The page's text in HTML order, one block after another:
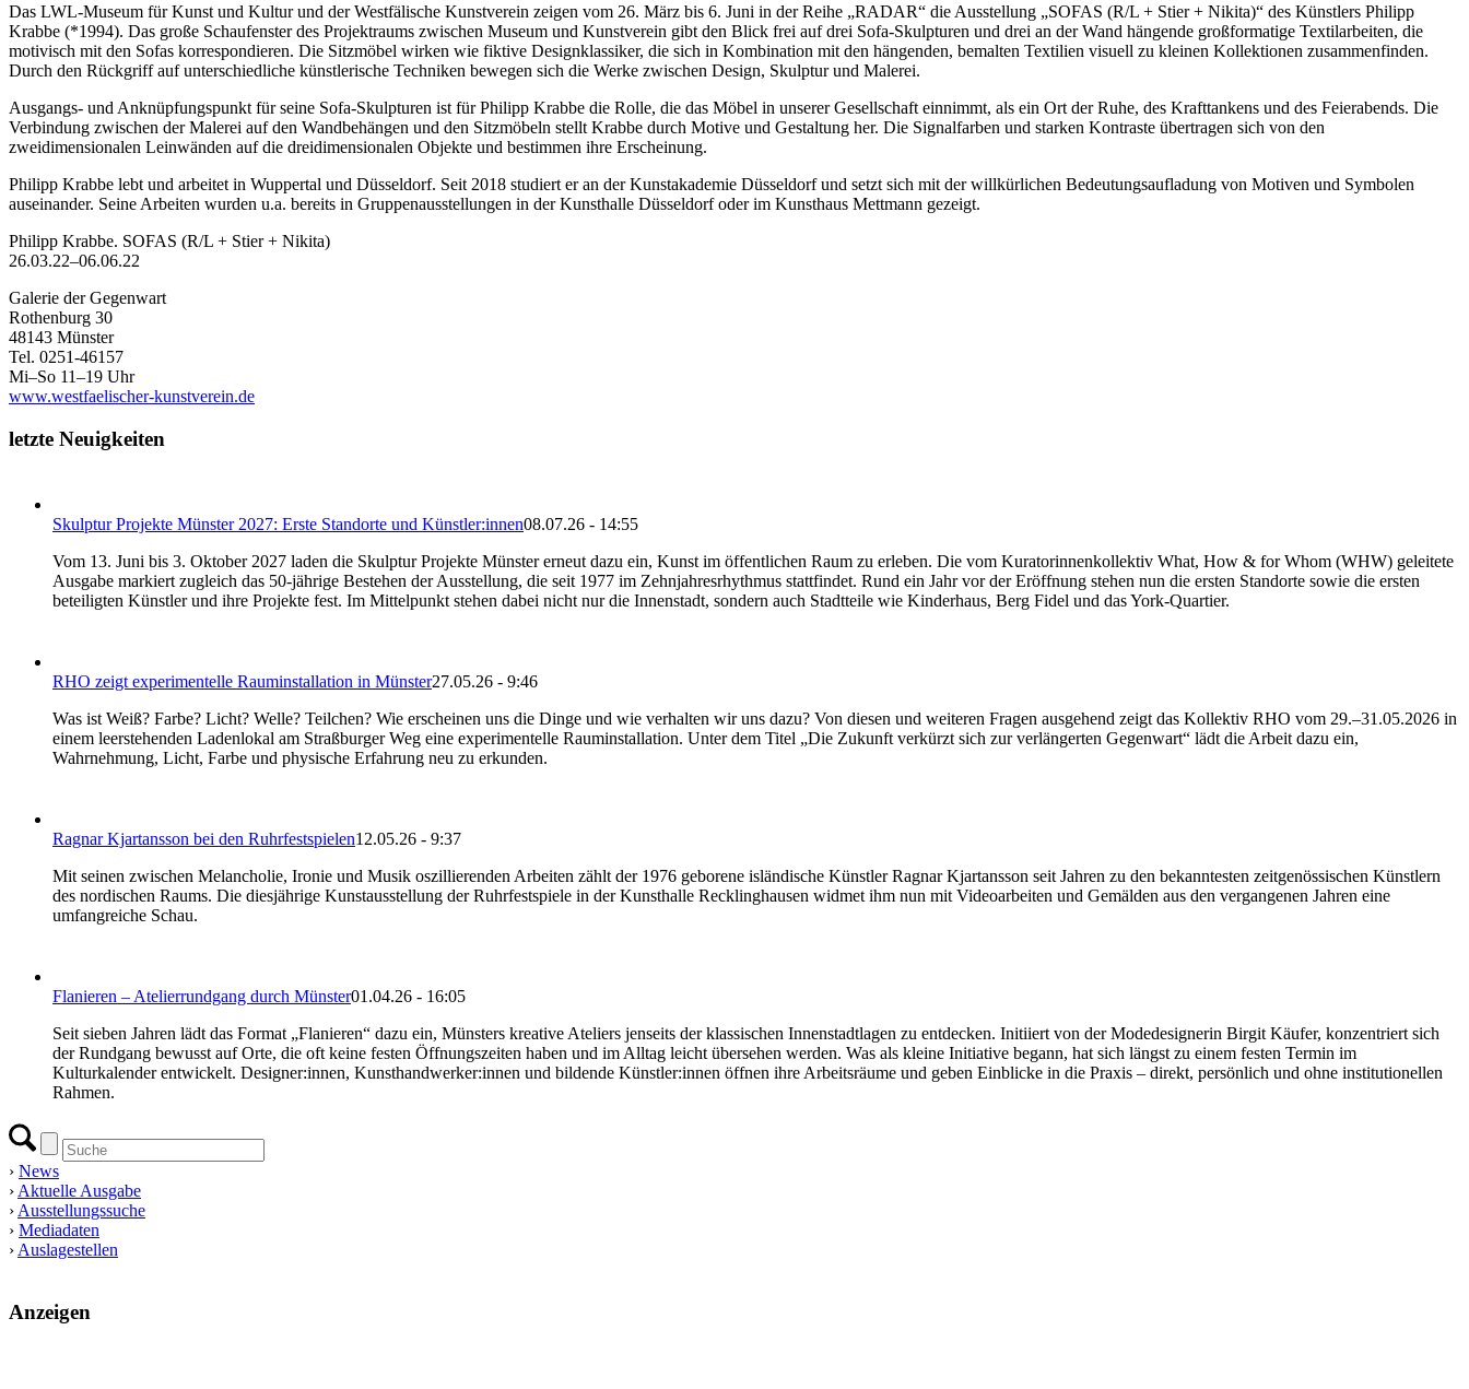
Das LWL-Museum für Kunst und Kultur und der Westfälische Kunstverein zeigen vom 26. März bis 6. Juni in der Reihe „RADAR“ die Ausstellung „SOFAS (R/L + Stier + Nikita)“ des Künstlers Philipp
Krabbe (*1994). Das große Schaufenster des Projektraums zwischen Museum und Kunstverein gibt den Blick frei auf drei Sofa-Skulpturen und drei an der Wand hängende großformatige Textilarbeiten, die
motivisch mit den Sofas korrespondieren. Die Sitzmöbel wirken wie fiktive Designklassiker, die sich in Kombination mit den hängenden, bemalten Textilien visuell zu kleinen Kollektionen zusammenfinden.
Durch den Rückgriff auf unterschiedliche künstlerische Techniken bewegen sich die Werke zwischen Design, Skulptur und Malerei.
Ausgangs- und Anknüpfungspunkt für seine Sofa-Skulpturen ist für Philipp Krabbe die Rolle, die das Möbel in unserer Gesellschaft einnimmt, als ein Ort der Ruhe, des Krafttankens und des Feierabends. Die
Verbindung zwischen der Malerei auf den Wandbehängen und den Sitzmöbeln stellt Krabbe durch Motive und Gestaltung her. Die Signalfarben und starken Kontraste übertragen sich von den
zweidimensionalen Leinwänden auf die dreidimensionalen Objekte und bestimmen ihre Erscheinung.
Philipp Krabbe lebt und arbeitet in Wuppertal und Düsseldorf. Seit 2018 studiert er an der Kunstakademie Düsseldorf und setzt sich mit der willkürlichen Bedeutungsaufladung von Motiven und Symbolen
auseinander. Seine Arbeiten wurden u.a. bereits in Gruppenausstellungen in der Kunsthalle Düsseldorf oder im Kunsthaus Mettmann gezeigt.
Philipp Krabbe. SOFAS (R/L + Stier + Nikita)
26.03.22–06.06.22
Galerie der Gegenwart
Rothenburg 30
48143 Münster
Tel. 0251-46157
Mi–So 11–19 Uhr
www.westfaelischer-kunstverein.de
letzte Neuigkeiten
Skulptur Projekte Münster 2027: Erste Standorte und Künstler:innen08.07.26 - 14:55
Vom 13. Juni bis 3. Oktober 2027 laden die Skulptur Projekte Münster erneut dazu ein, Kunst im öffentlichen Raum zu erleben. Die vom Kuratorinnenkollektiv What, How & for Whom (WHW) geleitete
Ausgabe markiert zugleich das 50-jährige Bestehen der Ausstellung, die seit 1977 im Zehnjahresrhythmus stattfindet. Rund ein Jahr vor der Eröffnung stehen nun die ersten Standorte sowie die ersten
beteiligten Künstler und ihre Projekte fest. Im Mittelpunkt stehen dabei nicht nur die Innenstadt, sondern auch Stadtteile wie Kinderhaus, Berg Fidel und das York-Quartier.
RHO zeigt experimentelle Rauminstallation in Münster27.05.26 - 9:46
Was ist Weiß? Farbe? Licht? Welle? Teilchen? Wie erscheinen uns die Dinge und wie verhalten wir uns dazu? Von diesen und weiteren Fragen ausgehend zeigt das Kollektiv RHO vom 29.–31.05.2026 in
einem leerstehenden Ladenlokal am Straßburger Weg eine experimentelle Rauminstallation. Unter dem Titel „Die Zukunft verkürzt sich zur verlängerten Gegenwart“ lädt die Arbeit dazu ein,
Wahrnehmung, Licht, Farbe und physische Erfahrung neu zu erkunden.
Ragnar Kjartansson bei den Ruhrfestspielen12.05.26 - 9:37
Mit seinen zwischen Melancholie, Ironie und Musik oszillierenden Arbeiten zählt der 1976 geborene isländische Künstler Ragnar Kjartansson seit Jahren zu den bekanntesten zeitgenössischen Künstlern
des nordischen Raums. Die diesjährige Kunstausstellung der Ruhrfestspiele in der Kunsthalle Recklinghausen widmet ihm nun mit Videoarbeiten und Gemälden aus den vergangenen Jahren eine
umfangreiche Schau.
Flanieren – Atelierrundgang durch Münster01.04.26 - 16:05
Seit sieben Jahren lädt das Format „Flanieren“ dazu ein, Münsters kreative Ateliers jenseits der klassischen Innenstadtlagen zu entdecken. Initiiert von der Modedesignerin Birgit Käufer, konzentriert sich
der Rundgang bewusst auf Orte, die oft keine festen Öffnungszeiten haben und im Alltag leicht übersehen werden. Was als kleine Initiative begann, hat sich längst zu einem festen Termin im
Kulturkalender entwickelt. Designer:innen, Kunsthandwerker:innen und bildende Künstler:innen öffnen ihre Arbeitsräume und geben Einblicke in die Praxis – direkt, persönlich und ohne institutionellen
Rahmen.
› News
› Aktuelle Ausgabe
› Ausstellungssuche
› Mediadaten
› Auslagestellen
Anzeigen